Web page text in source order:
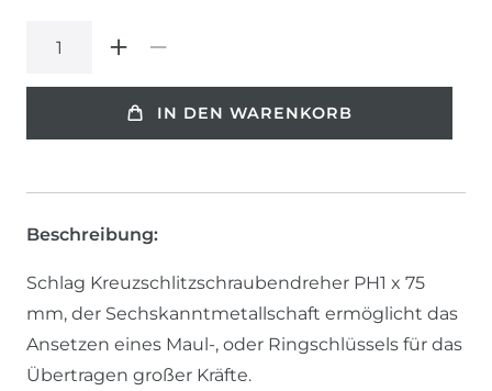
IN DEN WARENKORB
Beschreibung:
Schlag Kreuzschlitzschraubendreher PH1 x 75
mm, der Sechskanntmetallschaft ermöglicht das
Ansetzen eines Maul-, oder Ringschlüssels für das
Übertragen großer Kräfte.